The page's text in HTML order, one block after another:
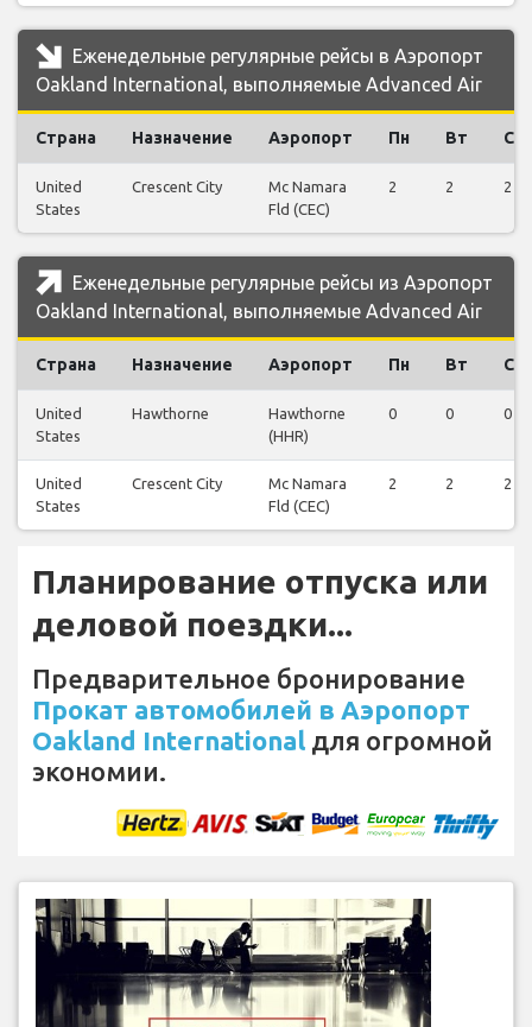
Еженедельные регулярные рейсы в Аэропорт
Oakland International, выполняемые Advanced Air
Страна Назначение Аэропорт Пн Вт Ср
United
States
Crescent City
Mc Namara
Fld (CEC)
2 2 2
Еженедельные регулярные рейсы из Аэропорт
Oakland International, выполняемые Advanced Air
Страна Назначение Аэропорт Пн Вт Ср
United
States
Hawthorne
Hawthorne
(HHR)
0 0 0
United
States
Crescent City
Mc Namara
Fld (CEC)
2 2 2
Планирование отпуска или
деловой поездки...
Предварительное бронирование
Прокат автомобилей в Аэропорт
Oakland International для огромной
экономии.